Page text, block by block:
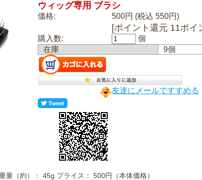
ウィッグ専用 ブラシ
価格: 500円 (税込 550円)
[ポイント還元 11ポイ
購入数:
個
在庫
9個
友達にメールですすめる
（約）： 45g プライス： 500円（本体価格）